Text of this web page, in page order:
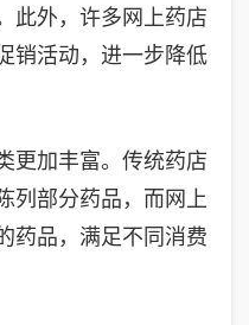
此外，许多网上药店
销活动，进一步降低
更加丰富。传统药店
列部分药品，而网上
药品，满足不同消费